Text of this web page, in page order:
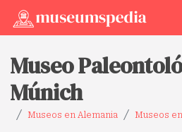
Museo
Múnich
Museos en Alemania Museos